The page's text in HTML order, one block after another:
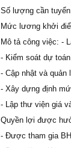
Số lượng cần
Mức lương khởi
Mô tả công việc: -
- Kiểm soát dự toán
- Cập nhật và
- Xây dựng định
- Lập thư viện giá
Quyền lợi được
- Được tham gia